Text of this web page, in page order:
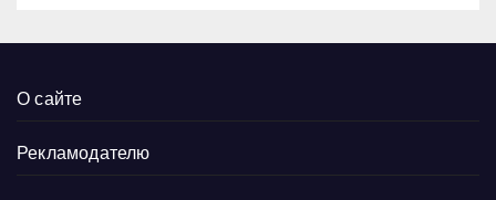
О сайте
Рекламодателю